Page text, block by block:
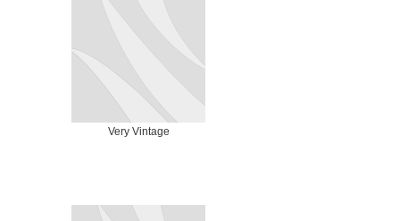
Very Vintage